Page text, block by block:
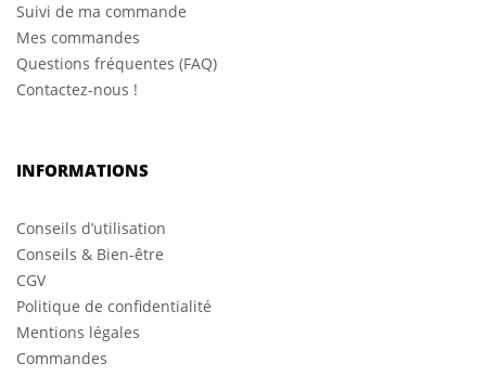
Suivi de ma commande
Mes commandes
Questions fréquentes (FAQ)
Contactez-nous !
INFORMATIONS
Conseils d’utilisation
Conseils & Bien-être
CGV
Politique de confidentialité
Mentions légales
Commandes